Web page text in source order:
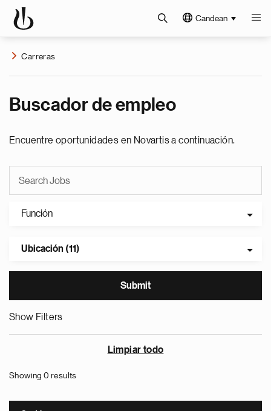
Candean
Carreras
Buscador de empleo
Encuentre oportunidades en Novartis a continuación.
Función
Ubicación (11)
Show Filters
Limpiar todo
Showing 0 results